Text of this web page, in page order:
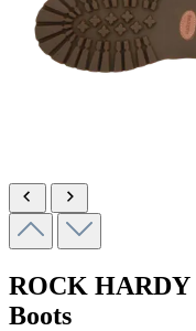
ROCK HARDY
Boots